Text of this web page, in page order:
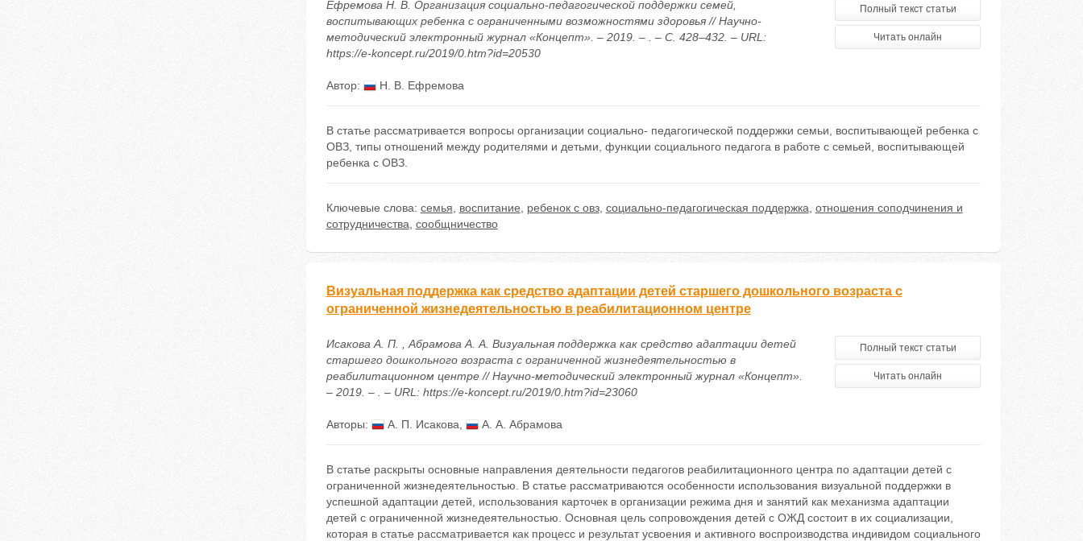
Ефремова Н. В. Организация социально-педагогической поддержки семей,
воспитывающих ребенка с ограниченными возможностями здоровья // Научно-
методический электронный журнал «Концепт». – 2019. – . – С. 428–432. – URL:
https://e-koncept.ru/2019/0.htm?id=20530
Полный текст статьи
Читать онлайн
Автор: Н. В. Ефремова
В статье рассматривается вопросы организации социально- педагогической поддержки семьи, воспитывающей ребенка с
ОВЗ, типы отношений между родителями и детьми, функции социального педагога в работе с семьей, воспитывающей
ребенка с ОВЗ.
Ключевые слова: семья воспитание ребенок с овз, социально-педагогическая поддержка отношения соподчинения и
сотрудничества сообщничество
Визуальная поддержка как средство адаптации детей старшего дошкольного возраста с
ограниченной жизнедеятельностью в реабилитационном центре
Исакова А. П. , Абрамова А. А. Визуальная поддержка как средство адаптации детей
старшего дошкольного возраста с ограниченной жизнедеятельностью в
реабилитационном центре // Научно-методический электронный журнал «Концепт».
– 2019. – . – URL: https://e-koncept.ru/2019/0.htm?id=23060
Полный текст статьи
Читать онлайн
Авторы: А. П. Исакова А. А. Абрамова
В статье раскрыты основные направления деятельности педагогов реабилитационного центра по адаптации детей с
ограниченной жизнедеятельностью. В статье рассматриваются особенности использования визуальной поддержки в
успешной адаптации детей, использования карточек в организации режима дня и занятий как механизма адаптации
детей с ограниченной жизнедеятельностью. Основная цель сопровождения детей с ОЖД состоит в их социализации,
которая в статье рассматривается как процесс и результат усвоения и активного воспроизводства индивидом социального